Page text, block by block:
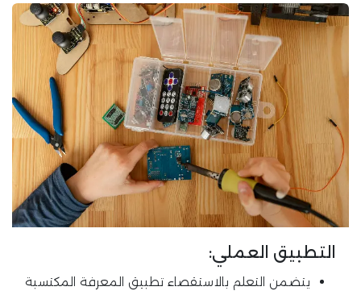
التطبيق العملي:
يتضمن التعلم بالاستقصاء تطبيق المعرفة المكتسبة